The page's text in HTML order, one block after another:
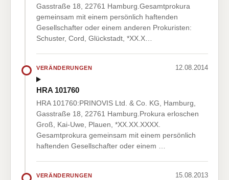
Gasstraße 18, 22761 Hamburg.Gesamtprokura
gemeinsam mit einem persönlich haftenden
Gesellschafter oder einem anderen Prokuristen:
Schuster, Cord, Glückstadt, *XX.X…
VERÄNDERUNGEN 12.08.2014
HRA 101760
HRA 101760:PRINOVIS Ltd. & Co. KG, Hamburg,
Gasstraße 18, 22761 Hamburg.Prokura erloschen
Groß, Kai-Uwe, Plauen, *XX.XX.XXXX.
Gesamtprokura gemeinsam mit einem persönlich
haftenden Gesellschafter oder einem …
VERÄNDERUNGEN 15.08.2013